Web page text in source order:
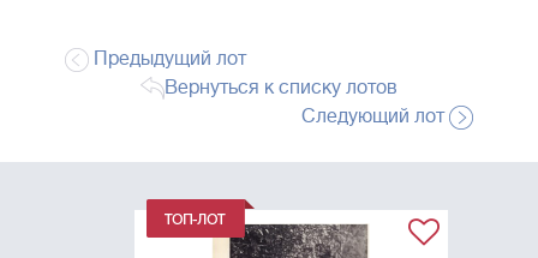
Предыдущий лот
Вернуться к списку лотов
Следующий лот